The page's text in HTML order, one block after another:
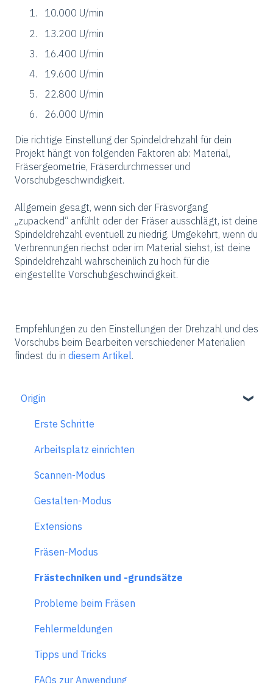
10.000 U/min
13.200 U/min
16.400 U/min
19.600 U/min
22.800 U/min
26.000 U/min
Die richtige Einstellung der Spindeldrehzahl für dein
Projekt hängt von folgenden Faktoren ab: Material,
Fräsergeometrie, Fräserdurchmesser und
Vorschubgeschwindigkeit.
Allgemein gesagt, wenn sich der Fräsvorgang
„zupackend“ anfühlt oder der Fräser ausschlägt, ist deine
Spindeldrehzahl eventuell zu niedrig. Umgekehrt, wenn du
Verbrennungen riechst oder im Material siehst, ist deine
Spindeldrehzahl wahrscheinlich zu hoch für die
eingestellte Vorschubgeschwindigkeit.
Empfehlungen zu den Einstellungen der Drehzahl und des
Vorschubs beim Bearbeiten verschiedener Materialien
findest du in diesem Artikel.
Origin
Erste Schritte
Arbeitsplatz einrichten
Scannen-Modus
Gestalten-Modus
Extensions
Fräsen-Modus
Frästechniken und -grundsätze
Probleme beim Fräsen
Fehlermeldungen
Tipps und Tricks
FAQs zur Anwendung